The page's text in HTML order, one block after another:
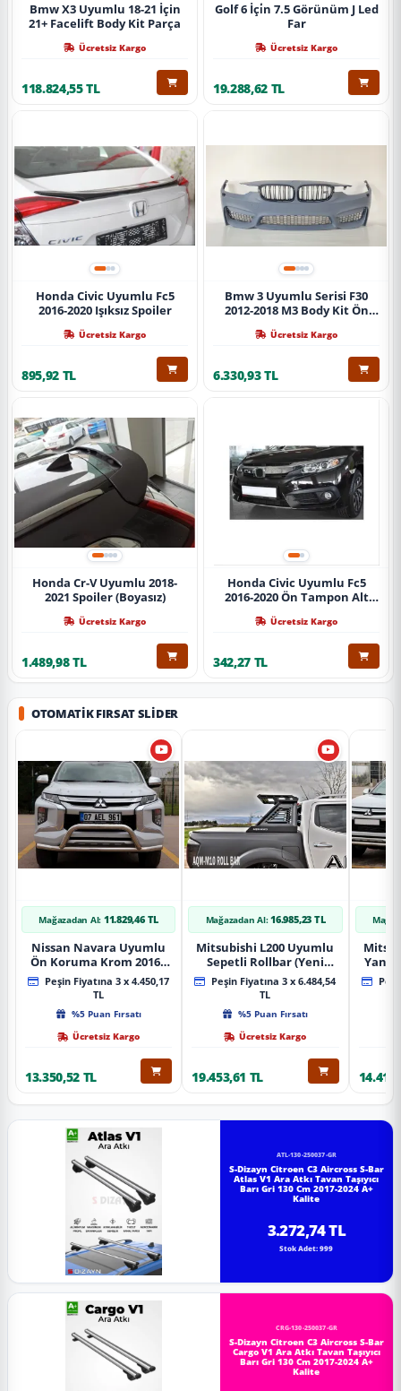
Bmw X3 Uyumlu 18-21 İçin
21+ Facelift Body Kit Parça
Ücretsiz Kargo
118.824,55 TL
Golf 6 İçi̇n 7.5 Görünüm J Led
Far
Ücretsiz Kargo
19.288,62 TL
Honda Civic Uyumlu Fc5
2016-2020 Işıksız Spoiler
Ücretsiz Kargo
895,92 TL
Bmw 3 Uyumlu Serisi F30
2012-2018 M3 Body Kit Ön
Ücretsiz Kargo
6.330,93 TL
Honda Cr-V Uyumlu 2018-
2021 Spoiler (Boyasız)
Ücretsiz Kargo
1.489,98 TL
Honda Civic Uyumlu Fc5
2016-2020 Ön Tampon Alt
Ücretsiz Kargo
342,27 TL
OTOMATIK FIRSAT SLIDER
Mağazadan Al: 11.829,46 TL
Nissan Navara Uyumlu
Ön Koruma Krom 2016+
Pst14 Parça
Peşin Fiyatına 3 x 4.450,17
TL
%5 Puan Fırsatı
Ücretsiz Kargo
13.350,52 TL
Mağazadan Al: 16.985,23 TL
Mitsubishi L200 Uyumlu
Sepetli Rollbar (Yeni
Nesil Sepetli Roll Bar
Aqm-M10)
Peşin Fiyatına 3 x 6.484,54
TL
%5 Puan Fırsatı
Ücretsiz Kargo
19.453,61 TL
Yan
ATL-130-250037-GR
S-Dizayn Citroen C3 Aircross S-Bar
Atlas V1 Ara Atkı Tavan Taşıyıcı
Barı Gri 130 Cm 2017-2024 A+
Kalite
3.272,74 TL
Stok Adet: 999
CRG-130-250037-GR
S-Dizayn Citroen C3 Aircross S-Bar
Cargo V1 Ara Atkı Tavan Taşıyıcı
Barı Gri 130 Cm 2017-2024 A+
Kalite